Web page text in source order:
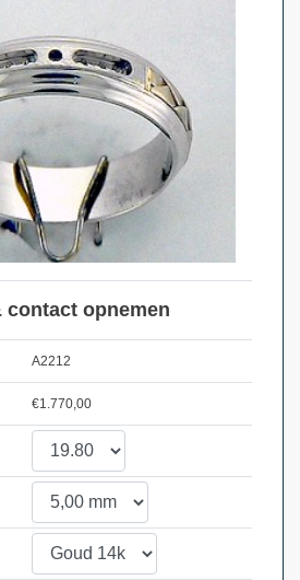
contact opnemen
A2212
€1.770,00